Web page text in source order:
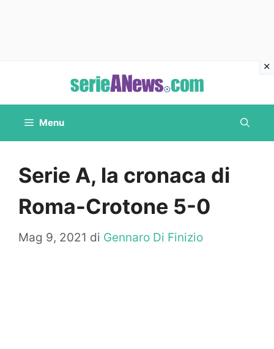
contenuto
Menu
Serie A, la cronaca di
Roma-Crotone 5-0
Mag 9, 2021 di Gennaro Di Finizio